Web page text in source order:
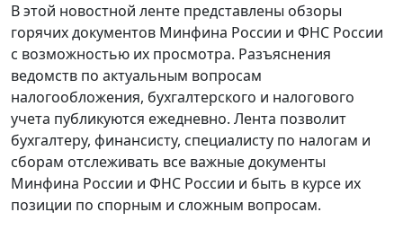
В этой новостной ленте представлены обзоры
горячих документов Минфина России и ФНС России
с возможностью их просмотра. Разъяснения
ведомств по актуальным вопросам
налогообложения, бухгалтерского и налогового
учета публикуются ежедневно. Лента позволит
бухгалтеру, финансисту, специалисту по налогам и
сборам отслеживать все важные документы
Минфина России и ФНС России и быть в курсе их
позиции по спорным и сложным вопросам.